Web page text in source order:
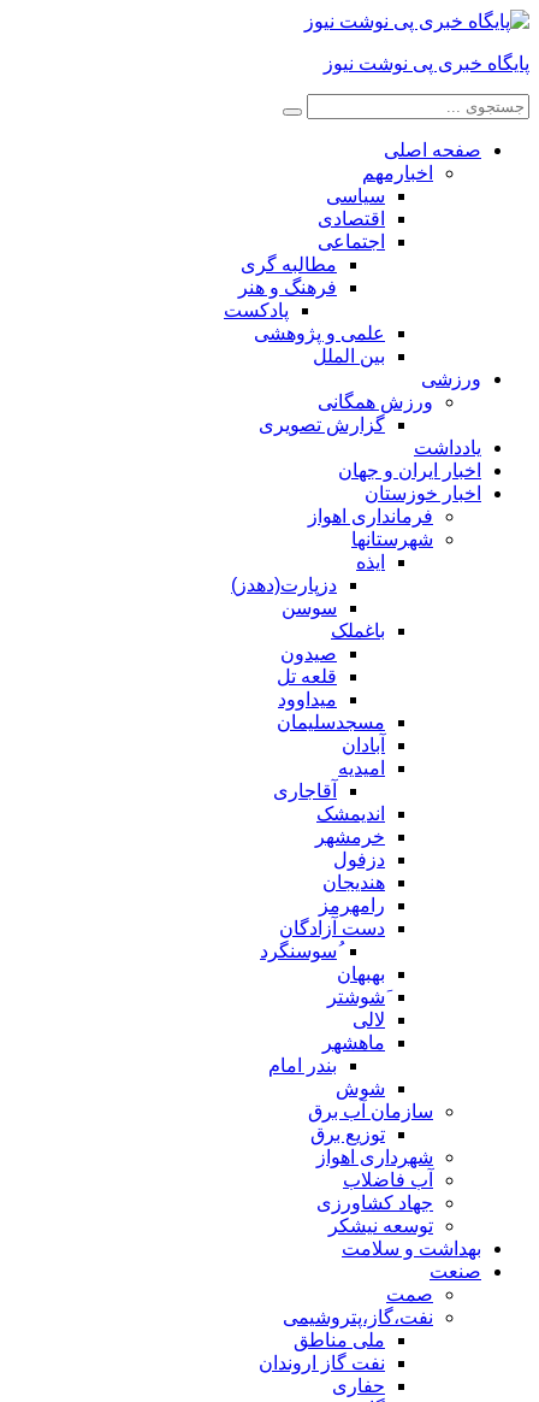
پایگاه خبری پی نوشت نیوز
صفحه اصلی
اخبارمهم
سیاسی
اقتصادی
اجتماعی
مطالبه گری
فرهنگ و هنر
پادکست
علمی و پژوهشی
بین الملل
ورزشی
ورزش همگانی
گزارش تصویری
یادداشت
اخبار ایران و جهان
اخبار خوزستان
فرمانداری اهواز
شهرستانها
ایذه
دزپارت(دهدز)
سوسن
باغملک
صیدون
قلعه تل
میداوود
مسجدسلیمان
آبادان
امیدیه
آقاجاری
اندیمشک
خرمشهر
دزفول
هندیجان
رامهرمز
دست آزادگان
ُسوسنگرد
بهبهان
َشوشتر
لالی
ماهشهر
بندر امام
شوش
سازمان آب برق
توزیع برق
شهرداری اهواز
آب فاضلاب
جهاد کشاورزی
توسعه نیشکر
بهداشت و سلامت
صنعت
صمت
نفت،گاز،پتروشیمی
ملی مناطق
نفت گاز اروندان
حفاری